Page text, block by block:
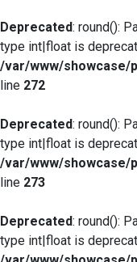
Deprecated: round():
type int|float is
/var/www/showcase/
line 272
Deprecated: round():
type int|float is
/var/www/showcase/
line 273
Deprecated: round():
type int|float is